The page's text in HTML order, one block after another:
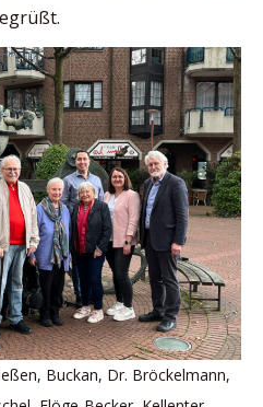
Buckan, Dr. Bröckelmann,